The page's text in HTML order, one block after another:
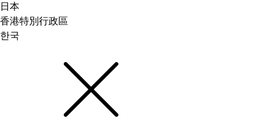
日本
香港特別行政區
한국